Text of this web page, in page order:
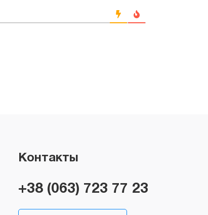
Контакты
+38 (063) 723 77 23